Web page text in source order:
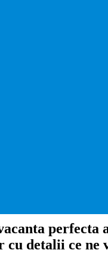
perfecta
detalii ce